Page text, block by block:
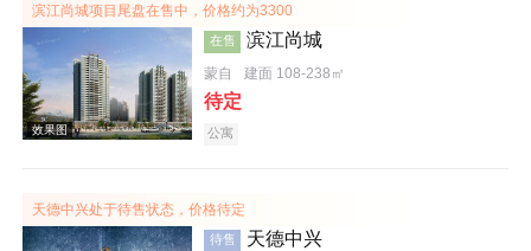
效果图
滨江尚城项目尾盘在售中，价格约为3300
在售 滨江尚城
蒙自 建面 108-238㎡
待定
公寓
天德中兴处于待售状态，价格待定
待售 天德中兴